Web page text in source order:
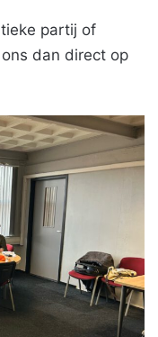
partij of
dan direct op